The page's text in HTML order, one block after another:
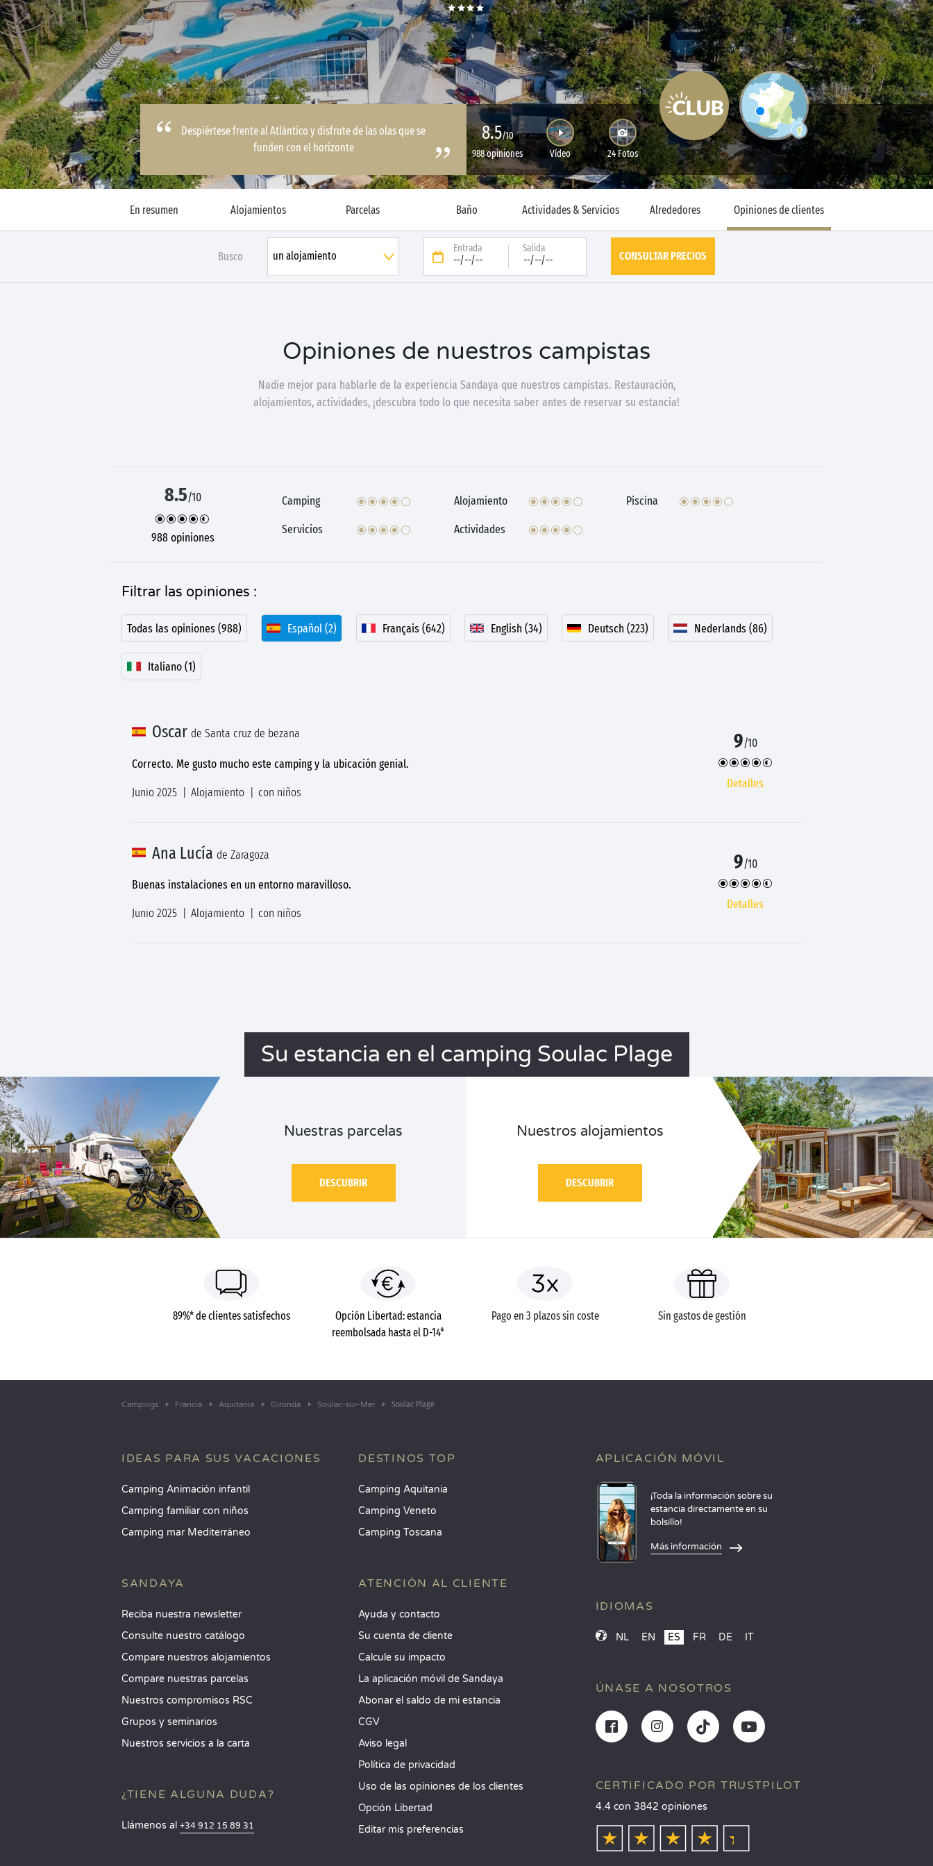
Despiértese frente al Atlántico y disfrute de las olas que se
funden con el horizonte
8.5/10
988 opiniones
Vídeo 24 Fotos
En resumen Alojamientos Parcelas Baño Actividades & Servicios Alrededores Opiniones de clientes
Busco
Entrada
--/--/--
Salida
--/--/-- CONSULTAR PRECIOS
Opiniones de nuestros campistas
Nadie mejor para hablarle de la experiencia Sandaya que nuestros campistas. Restauración,
alojamientos, actividades, ¡descubra todo lo que necesita saber antes de reservar su estancia!
8.5/10
988 opiniones
Camping Alojamiento
Piscina
Servicios
Actividades
Filtrar las opiniones :
Todas las opiniones (988) Español (2) Français (642) English (34) Deutsch (223) Nederlands (86)
Italiano (1)
Oscar de Santa cruz de bezana
Correcto. Me gusto mucho este camping y la ubicación genial.
Junio 2025
Alojamiento con niños
9/10
Detalles
Ana Lucía de Zaragoza
Buenas instalaciones en un entorno maravilloso.
Junio 2025
Alojamiento con niños
9/10
Detalles
Su estancia en el camping Soulac Plage
Nuestras parcelas
DESCUBRIR
Nuestros alojamientos
DESCUBRIR
89%* de clientes satisfechos
Opción Libertad: estancia
reembolsada hasta el D-14*
Pago en 3 plazos sin coste Sin gastos de gestión
Campings Francia Aquitania Gironda Soulac-sur-Mer Soulac Plage
IDEAS PARA SUS VACACIONES
Camping Animación infantil
Camping familiar con niños
Camping mar Mediterráneo
SANDAYA
Reciba nuestra newsletter
Consulte nuestro catálogo
Compare nuestros alojamientos
Compare nuestras parcelas
Nuestros compromisos RSC
Grupos y seminarios
Nuestros servicios a la carta
¿TIENE ALGUNA DUDA?
Llámenos al +34 912 15 89 31
DESTINOS TOP
Camping Aquitania
Camping Veneto
Camping Toscana
ATENCIÓN AL CLIENTE
Ayuda y contacto
Su cuenta de cliente
Calcule su impacto
La aplicación móvil de Sandaya
Abonar el saldo de mi estancia
CGV
Aviso legal
Política de privacidad
Uso de las opiniones de los clientes
Opción Libertad
Editar mis preferencias
APLICACIÓN MÓVIL
¡Toda la información sobre su
estancia directamente en su
bolsillo!
Más información
IDIOMAS
NL EN ES FR DE IT
ÚNASE A NOSOTROS
CERTIFICADO POR TRUSTPILOT
4.4 con 3842 opiniones